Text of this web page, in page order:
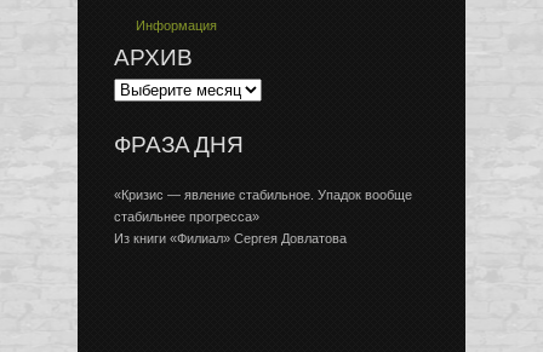
Информация
АРХИВ
ФРАЗА ДНЯ
«Кризис — явление стабильное. Упадок вообще
стабильнее прогресса»
Из книги «Филиал» Сергея Довлатова